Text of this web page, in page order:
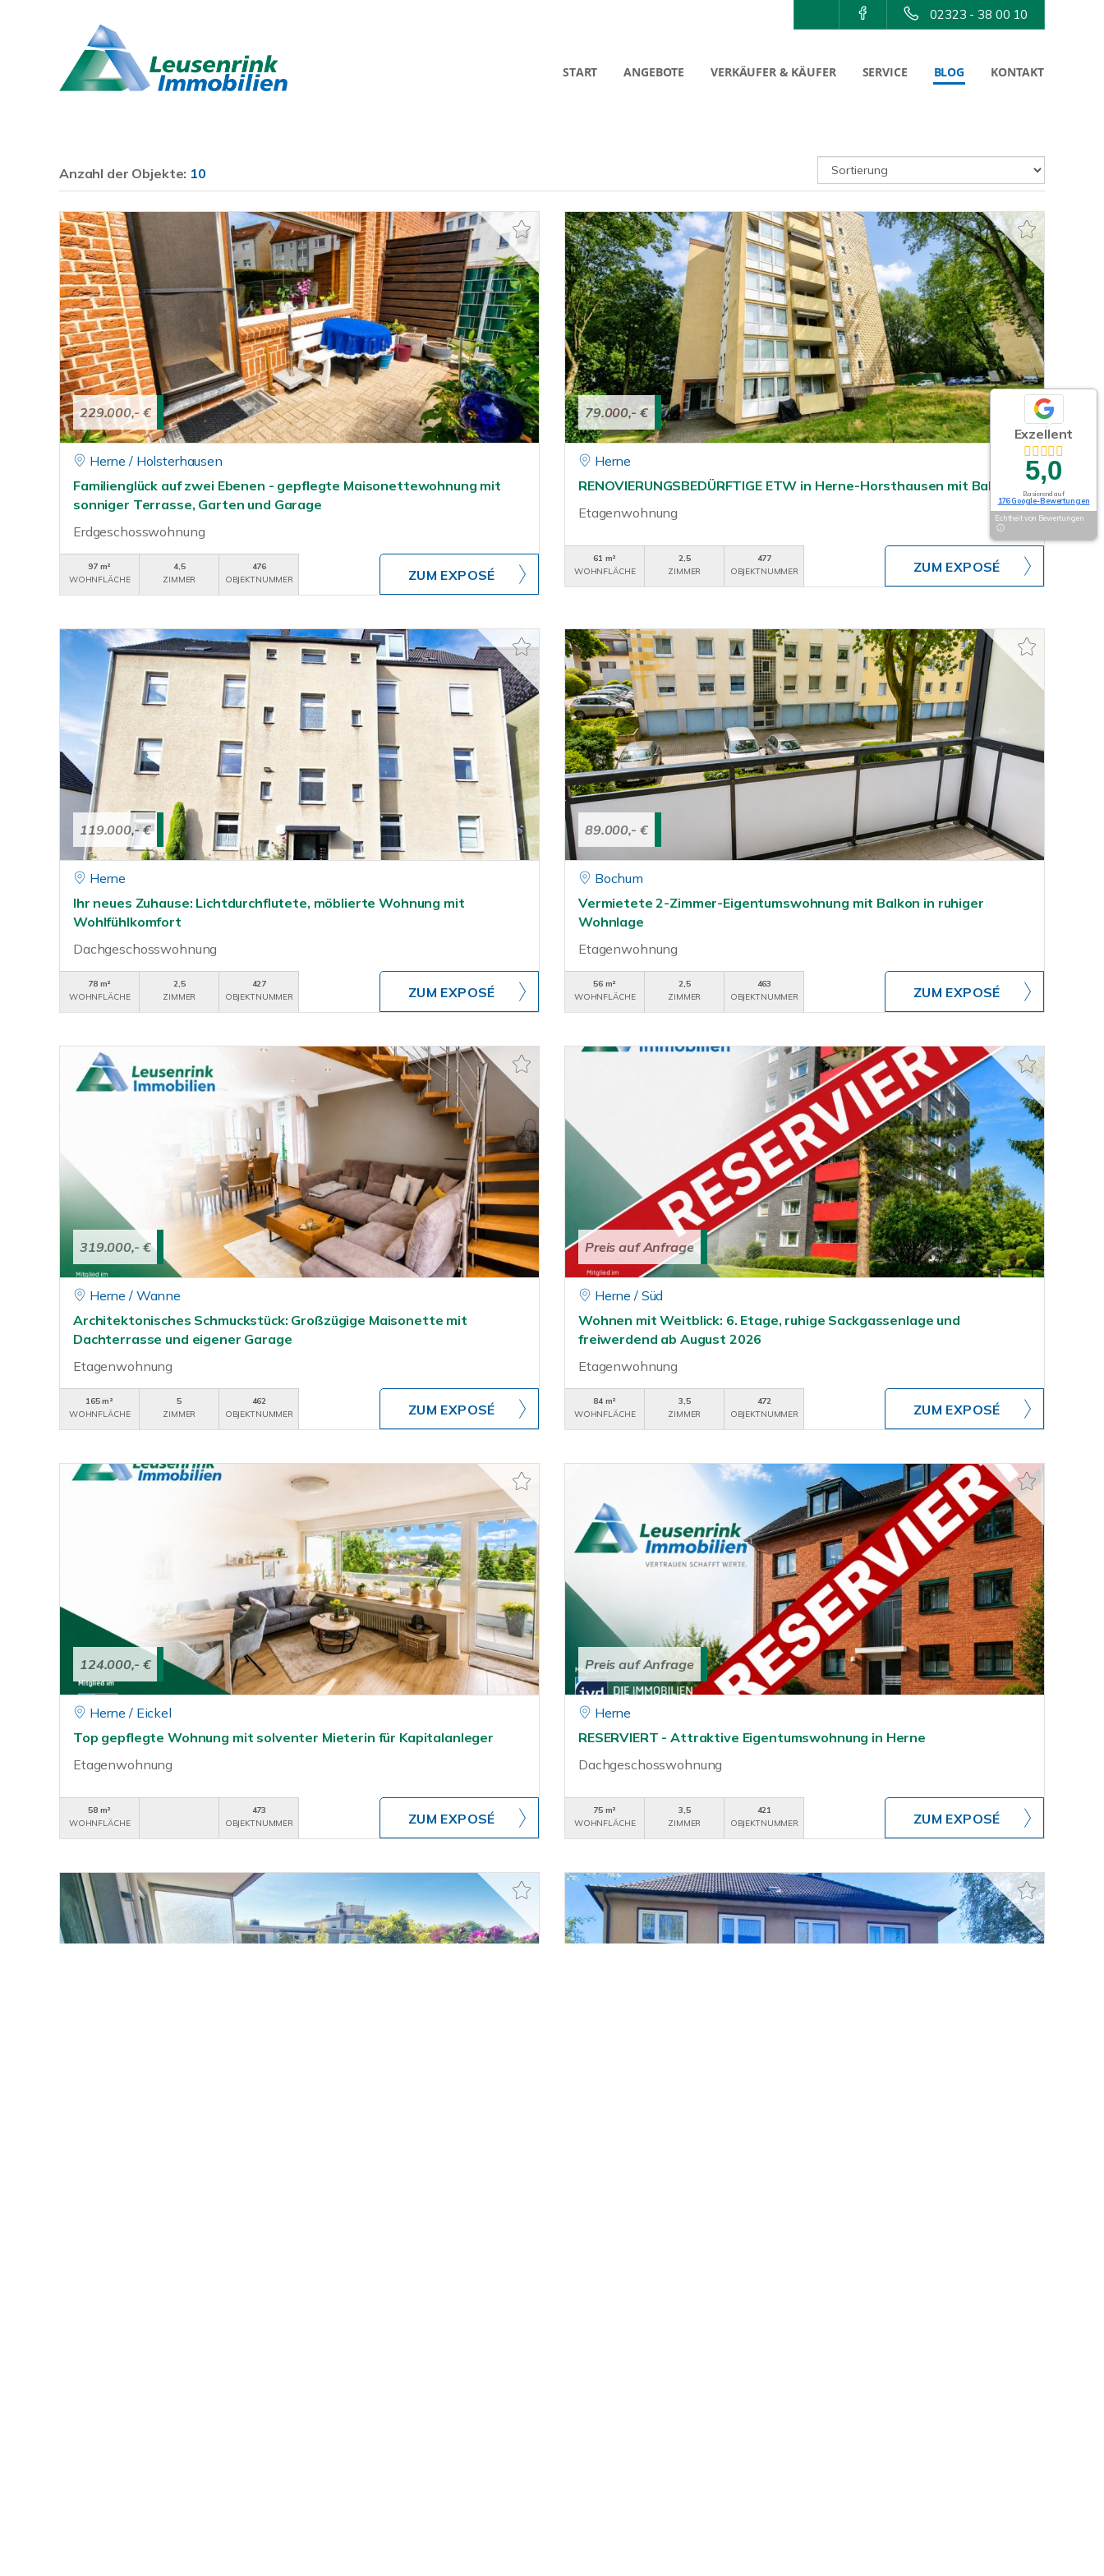
02323 - 38 00 10
START ANGEBOTE VERKÄUFER & KÄUFER SERVICE BLOG KONTAKT
Anzahl der Objekte: 10
229.000,- €
Herne / Holsterhausen
Familienglück auf zwei Ebenen - gepflegte Maisonettewohnung mit
sonniger Terrasse, Garten und Garage
Erdgeschosswohnung
97 m²
WOHNFLÄCHE
4,5
ZIMMER
476
OBJEKTNUMMER
ZUM EXPOSÉ
79.000,- €
Herne
RENOVIERUNGSBEDÜRFTIGE ETW in Herne-Horsthausen mit Balkon
Etagenwohnung
61 m²
WOHNFLÄCHE
2,5
ZIMMER
477
OBJEKTNUMMER
ZUM EXPOSÉ
119.000,- €
Herne
Ihr neues Zuhause: Lichtdurchflutete, möblierte Wohnung mit
Wohlfühlkomfort
Dachgeschosswohnung
78 m²
WOHNFLÄCHE
2,5
ZIMMER
427
OBJEKTNUMMER
ZUM EXPOSÉ
89.000,- €
Bochum
Vermietete 2-Zimmer-Eigentumswohnung mit Balkon in ruhiger
Wohnlage
Etagenwohnung
56 m²
WOHNFLÄCHE
2,5
ZIMMER
463
OBJEKTNUMMER
ZUM EXPOSÉ
319.000,- €
Herne / Wanne
Architektonisches Schmuckstück: Großzügige Maisonette mit
Dachterrasse und eigener Garage
Etagenwohnung
165 m²
WOHNFLÄCHE
5
ZIMMER
462
OBJEKTNUMMER
ZUM EXPOSÉ
Preis auf Anfrage
Herne / Süd
Wohnen mit Weitblick: 6. Etage, ruhige Sackgassenlage und
freiwerdend ab August 2026
Etagenwohnung
84 m²
WOHNFLÄCHE
3,5
ZIMMER
472
OBJEKTNUMMER
ZUM EXPOSÉ
124.000,- €
Herne / Eickel
Top gepflegte Wohnung mit solventer Mieterin für Kapitalanleger
Etagenwohnung
58 m²
WOHNFLÄCHE
473
OBJEKTNUMMER
ZUM EXPOSÉ
Preis auf Anfrage
Herne
RESERVIERT - Attraktive Eigentumswohnung in Herne
Dachgeschosswohnung
75 m²
WOHNFLÄCHE
3,5
ZIMMER
421
OBJEKTNUMMER
ZUM EXPOSÉ
Exzellent
5,0
Basierend auf
176 Google-Bewertungen
Echtheit von Bewertungen